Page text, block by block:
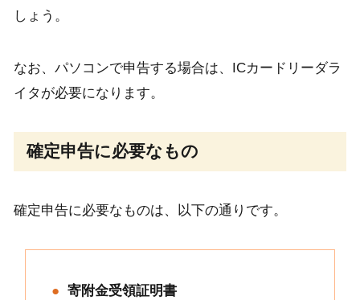
しょう。
なお、パソコンで申告する場合は、ICカードリーダラ
イタが必要になります。
確定申告に必要なもの
確定申告に必要なものは、以下の通りです。
寄附金受領証明書